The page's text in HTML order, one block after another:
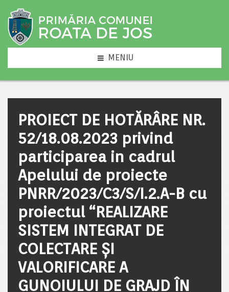
MENIU
PROIECT DE HOTĂRÂRE NR.
52/18.08.2023 privind
participarea in cadrul
Apelului de proiecte
PNRR/2023/C3/S/I.2.A-B cu
proiectul “REALIZARE
SISTEM INTEGRAT DE
COLECTARE ȘI
VALORIFICARE A
GUNOIULUI DE GRAJD ÎN